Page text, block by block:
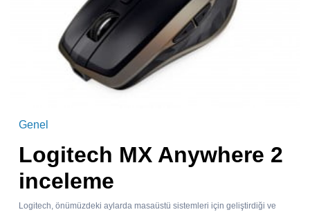
Genel
Logitech MX Anywhere 2
inceleme
Logitech, önümüzdeki aylarda masaüstü sistemleri için geliştirdiği ve